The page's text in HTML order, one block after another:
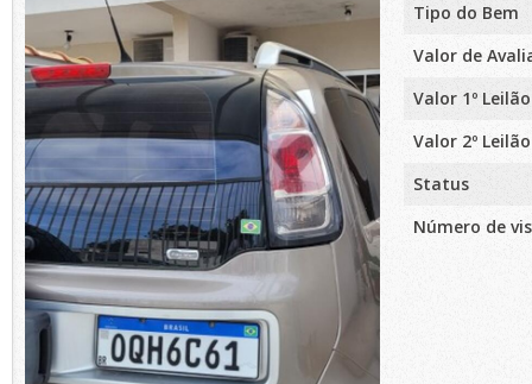
Tipo do Bem
Valor de
Valor 1º Leilão
Valor 2º Leilão
Status
Número de